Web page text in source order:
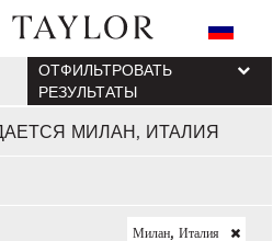
МИЛАН, ИТАЛИЯ
ОТФИЛЬТРОВАТЬ
РЕЗУЛЬТАТЫ
Милан, Италия